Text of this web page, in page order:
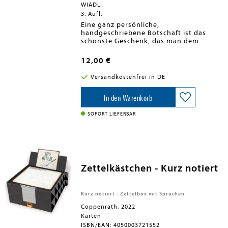
WIADL
3. Aufl.
Eine ganz persönliche,
handgeschriebene Botschaft ist das
schönste Geschenk, das man dem
vereint tiefgründige und emotionale
Fragen, Erinnerungen, Komplimente
und humorvolle Denkanstöße, die du
durch individuelle Eintragungen mit
Leben füllen kannst. So erhältst du das
perfekte Geschenk - ob für Vatertag,
Geburtstag oder Weihnachten. Ein
hochwertiger Leineneinband in
12,00 €
Versandkostenfrei in DE
In den Warenkorb
SOFORT LIEFERBAR
Zettelkästchen - Kurz notiert
Kurz notiert - Zettelbox mit Sprüchen
Coppenrath, 2022
Karten
ISBN/EAN: 4050003721552